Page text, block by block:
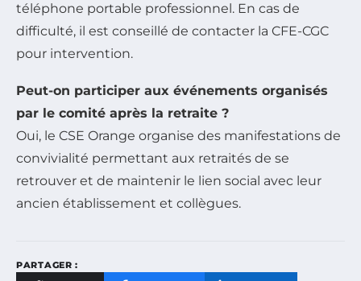
téléphone portable professionnel. En cas de
difficulté, il est conseillé de contacter la CFE-CGC
pour intervention.
Peut-on participer aux événements organisés
par le comité après la retraite ?
Oui, le CSE Orange organise des manifestations de
convivialité permettant aux retraités de se
retrouver et de maintenir le lien social avec leur
ancien établissement et collègues.
PARTAGER :